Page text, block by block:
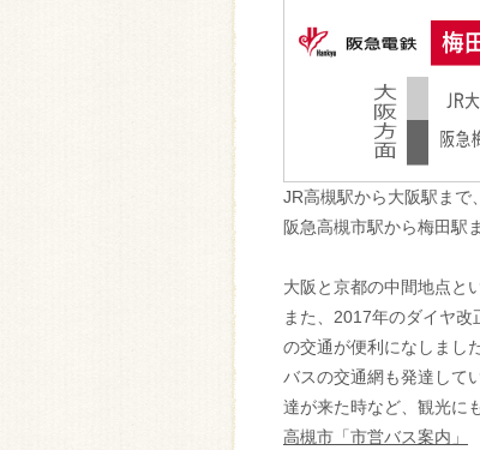
JR高槻駅から大阪駅まで
阪急高槻市駅から梅田駅
大阪と京都の中間地点と
また、2017年のダイヤ
の交通が便利になしました
バスの交通網も発達して
達が来た時など、観光に
高槻市「市営バス案内」